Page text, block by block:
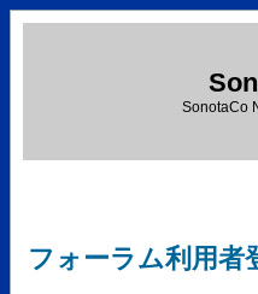
SonotaCo
フォーラム利用者